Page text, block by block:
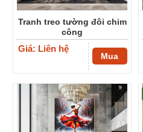
Tranh treo tường đôi chim
công
Giá: Liên hệ
Mua